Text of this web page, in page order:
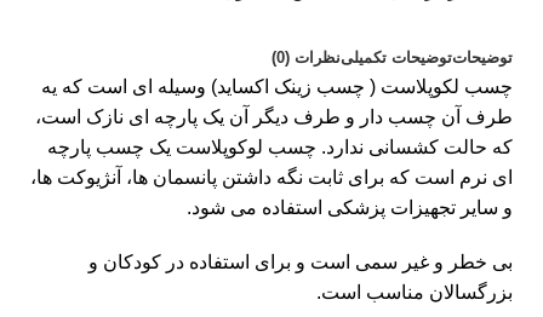
توضیحاتتوضیحات تکمیلینظرات (0)
چسب لکوپلاست ( چسب زینک اکساید) وسیله ای است که یه
طرف آن چسب دار و طرف دیگر آن یک پارچه ای نازک است،
که حالت کشسانی ندارد. چسب لوکوپلاست یک چسب پارچه
ای نرم است که برای ثابت نگه داشتن پانسمان ها، آنژیوکت ها،
و سایر تجهیزات پزشکی استفاده می شود.
بی خطر و غیر سمی است و برای استفاده در کودکان و
بزرگسالان مناسب است.